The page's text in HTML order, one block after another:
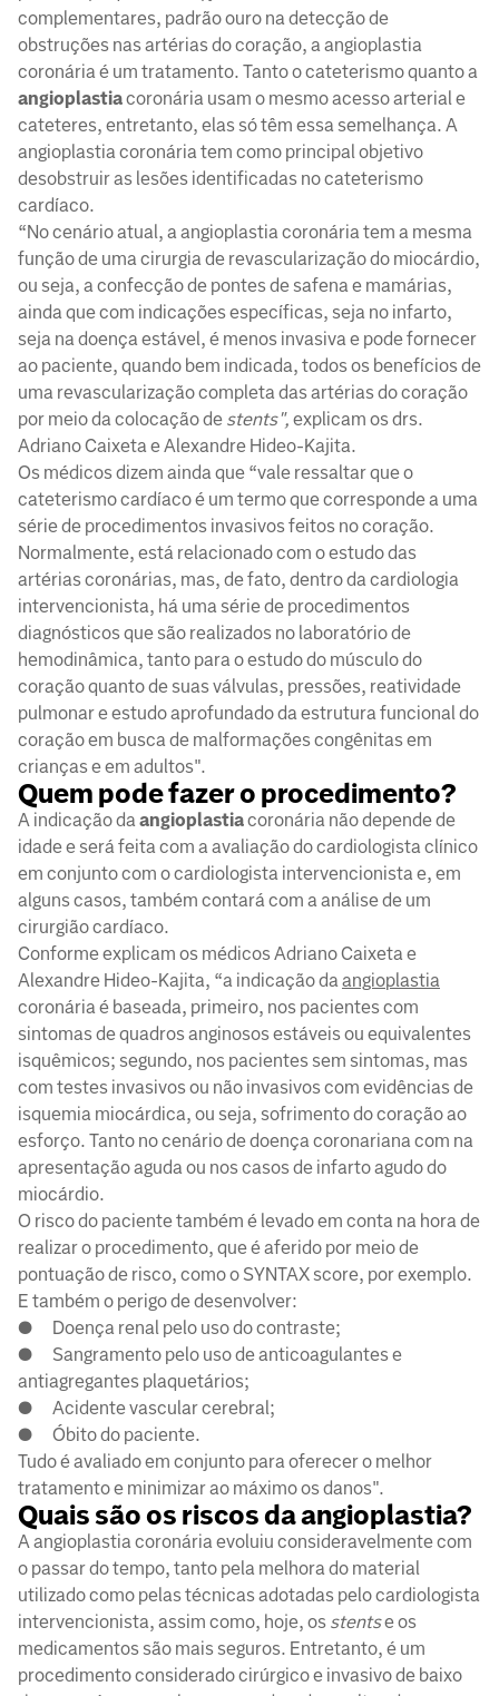
complementares, padrão ouro na detecção de
obstruções nas artérias do coração, a angioplastia
coronária é um tratamento. Tanto o cateterismo quanto a
angioplastiacoronária usam o mesmo acesso arterial e
cateteres, entretanto, elas só têm essa semelhança. A
angioplastia coronária tem como principal objetivo
desobstruir as lesões identificadas no cateterismo
cardíaco.
“No cenário atual, a angioplastia coronária tem a mesma
função de uma cirurgia de revascularização do miocárdio,
ou seja, a confecção de pontes de safena e mamárias,
ainda que com indicações específicas, seja no infarto,
seja na doença estável, é menos invasiva e pode fornecer
ao paciente, quando bem indicada, todos os benefícios de
uma revascularização completa das artérias do coração
por meio da colocação de stents", explicam os drs.
Adriano Caixeta e Alexandre Hideo-Kajita.
Os médicos dizem ainda que “vale ressaltar que o
cateterismo cardíaco é um termo que corresponde a uma
série de procedimentos invasivos feitos no coração.
Normalmente, está relacionado com o estudo das
artérias coronárias, mas, de fato, dentro da cardiologia
intervencionista, há uma série de procedimentos
diagnósticos que são realizados no laboratório de
hemodinâmica, tanto para o estudo do músculo do
coração quanto de suas válvulas, pressões, reatividade
pulmonar e estudo aprofundado da estrutura funcional do
coração em busca de malformações congênitas em
crianças e em adultos".
Quem pode fazer o procedimento?
A indicação da angioplastiacoronária não depende de
idade e será feita com a avaliação do cardiologista clínico
em conjunto com o cardiologista intervencionista e, em
alguns casos, também contará com a análise de um
cirurgião cardíaco.
Conforme explicam os médicos Adriano Caixeta e
Alexandre Hideo-Kajita, “a indicação da angioplastia
coronária é baseada, primeiro, nos pacientes com
sintomas de quadros anginosos estáveis ou equivalentes
isquêmicos; segundo, nos pacientes sem sintomas, mas
com testes invasivos ou não invasivos com evidências de
isquemia miocárdica, ou seja, sofrimento do coração ao
esforço. Tanto no cenário de doença coronariana com na
apresentação aguda ou nos casos de infarto agudo do
miocárdio.
O risco do paciente também é levado em conta na hora de
realizar o procedimento, que é aferido por meio de
pontuação de risco, como o SYNTAX score, por exemplo.
E também o perigo de desenvolver:
● Doença renal pelo uso do contraste;
● Sangramento pelo uso de anticoagulantes e
antiagregantes plaquetários;
● Acidente vascular cerebral;
● Óbito do paciente.
Tudo é avaliado em conjunto para oferecer o melhor
tratamento e minimizar ao máximo os danos".
Quais são os riscos da angioplastia?
A angioplastia coronária evoluiu consideravelmente com
o passar do tempo, tanto pela melhora do material
utilizado como pelas técnicas adotadas pelo cardiologista
intervencionista, assim como, hoje, os stentse os
medicamentos são mais seguros. Entretanto, é um
procedimento considerado cirúrgico e invasivo de baixo